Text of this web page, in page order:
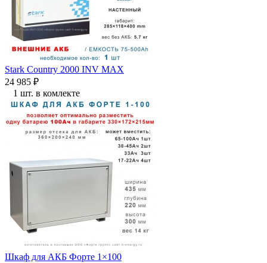
Stark Country 2000 INV MAX
24 985 ₽
1 шт. в комлекте
Шкаф для АКБ Форте 1×100